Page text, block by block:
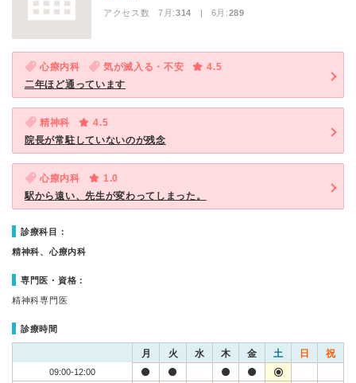
アクセス数 7月:314 | 6月:289
心療内科 気が滅入る・不安
4.5
二年ほど通っています
精神科
4.5
院長が常駐していないのが残念
心療内科
1.0
駅から遠い、先生が変わってしまった。
診療科目：
精神科、心療内科
専門医・資格：
精神科専門医
診療時間
月 火 水 木 金 土 日 祝
09:00-12:00